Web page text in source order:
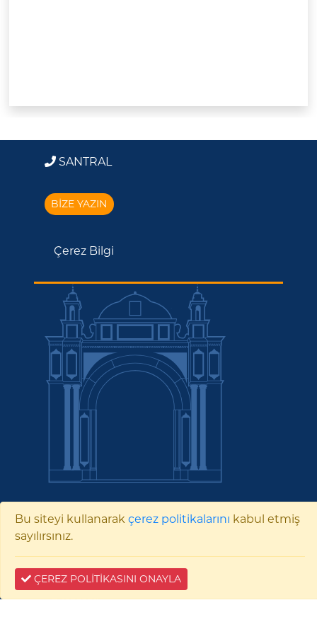
History
SANTRAL
BİZE YAZIN
Çerez Bilgi
Bu siteyi kullanarak çerez politikalarını kabul etmiş
sayılırsınız.
ÇEREZ POLİTİKASINI ONAYLA